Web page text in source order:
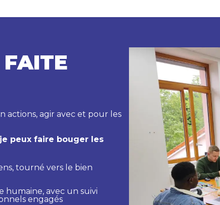
actions, agir avec et pour les
peux faire bouger les
tourné vers le bien
humaine, avec un suivi
engagés